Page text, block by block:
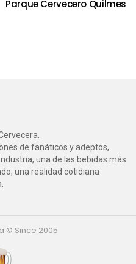
Parque Cervecero Quilmes
de fanáticos y adeptos,
una de las bebidas más
una realidad cotidiana
© Since 2005